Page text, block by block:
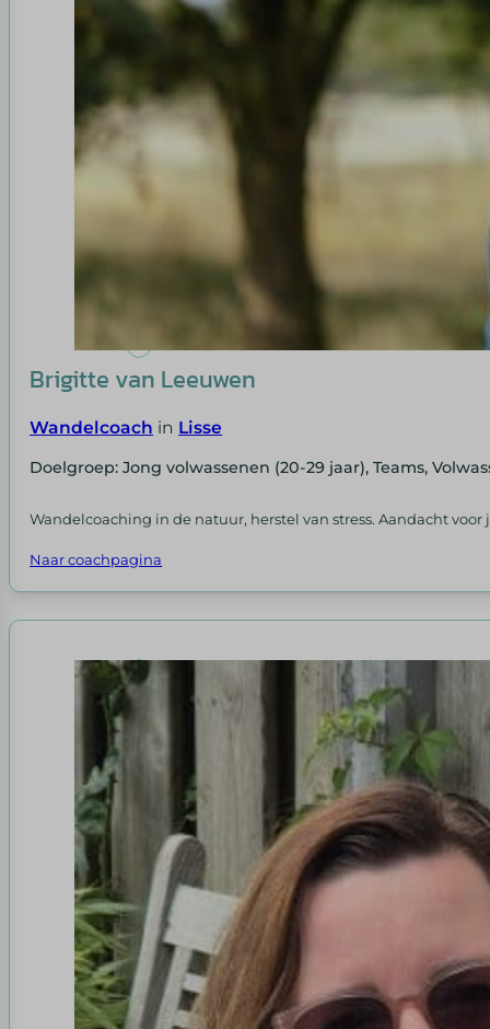
Brigitte van Leeuwen
Wandelcoach in Lisse
Doelgroep: Jong volwassenen (20-29 jaar), Teams,
Wandelcoaching in de natuur, herstel van stress. Aandacht
Naar coachpagina